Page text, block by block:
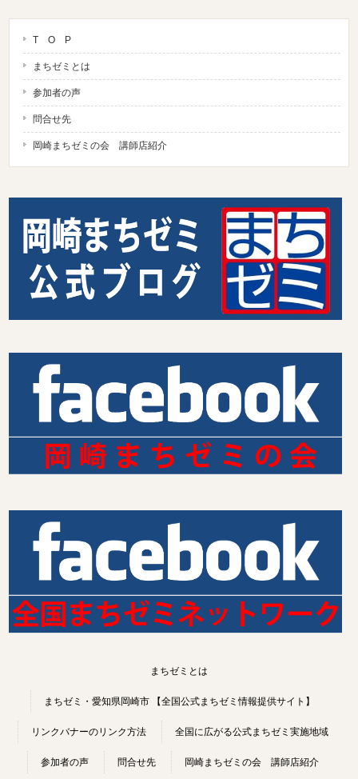
T O P
まちゼミとは
参加者の声
問合せ先
岡崎まちゼミの会 講師店紹介
まちゼミとは
まちゼミ・愛知県岡崎市 【全国公式まちゼミ情報提供サイト】
リンクバナーのリンク方法 全国に広がる公式まちゼミ実施地域
参加者の声 問合せ先 岡崎まちゼミの会 講師店紹介